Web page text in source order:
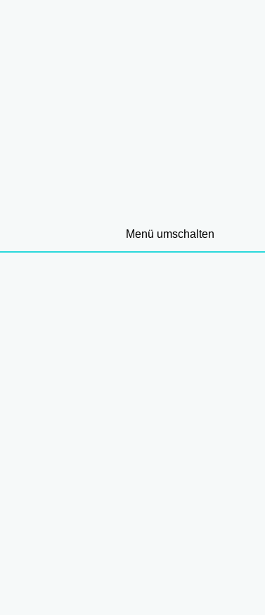
Menü umschalten